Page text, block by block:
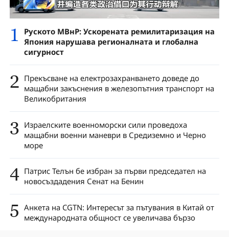
1
Руското МВнР: Ускорената ремилитаризация на
Япония нарушава регионалната и глобална
сигурност
2 Прекъсване на електрозахранването доведе до
мащабни закъснения в железопътния транспорт на
Великобритания
3 Израелските военноморски сили проведоха
мащабни военни маневри в Средиземно и Черно
море
4 Патрис Телън бе избран за първи председател на
новосъздадения Сенат на Бенин
5 Анкета на CGTN: Интересът за пътувания в Китай от
международната общност се увеличава бързо